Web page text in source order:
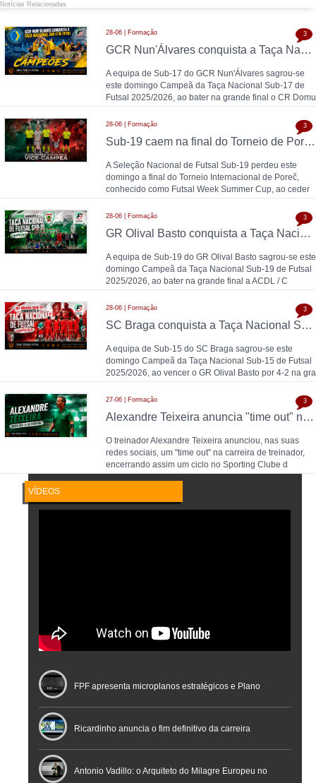
Notícias Relacionadas
28-06 | Formação
GCR Nun'Álvares conquista a Taça Nacional Sub-17 de Futsal nas grandes penalidades e sobe ao Nacional
A equipa de Sub-17 do GCR Nun'Álvares sagrou-se
este domingo Campeã da Taça Nacional Sub-17 de
Futsal 2025/2026, ao bater na grande final o CR Domu
3
28-06 | Formação
Sub-19 caem na final do Torneio de Poreč diante da Espanha (1-2)
A Seleção Nacional de Futsal Sub-19 perdeu este
domingo a final do Torneio Internacional de Poreč,
conhecido como Futsal Week Summer Cup, ao ceder
3
28-06 | Formação
GR Olival Basto conquista a Taça Nacional Sub-19 de Futsal após bater ACDL / CBIDN
A equipa de Sub-19 do GR Olival Basto sagrou-se este
domingo Campeã da Taça Nacional Sub-19 de Futsal
2025/2026, ao bater na grande final a ACDL / C
3
28-06 | Formação
SC Braga conquista a Taça Nacional Sub-15 de Futsal e sobe ao Campeonato Nacional 26/27
A equipa de Sub-15 do SC Braga sagrou-se este
domingo Campeã da Taça Nacional Sub-15 de Futsal
2025/2026, ao vencer o GR Olival Basto por 4-2 na gra
3
27-06 | Formação
Alexandre Teixeira anuncia "time out" no futsal: pausa após título de Campeão Nacional pelo Sporting CP
O treinador Alexandre Teixeira anunciou, nas suas
redes sociais, um "time out" na carreira de treinador,
encerrando assim um ciclo no Sporting Clube d
3
VÍDEOS
FPF apresenta microplanos estratégicos e Plano
Nacional de Arbitragem
Ricardinho anuncia o fim definitivo da carreira
profissional em conferência histórica na Cidade do
Antonio Vadillo: o Arquiteto do Milagre Europeu no